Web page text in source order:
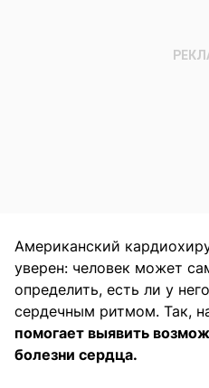
Американский
уверен: человек может
определить, есть ли у
сердечным ритмом. Так,
помогает выявить
болезни сердца.